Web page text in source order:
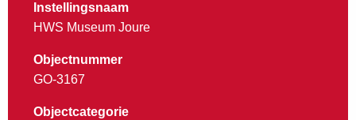
Instellingsnaam
HWS Museum Joure
Objectnummer
GO-3167
Objectcategorie